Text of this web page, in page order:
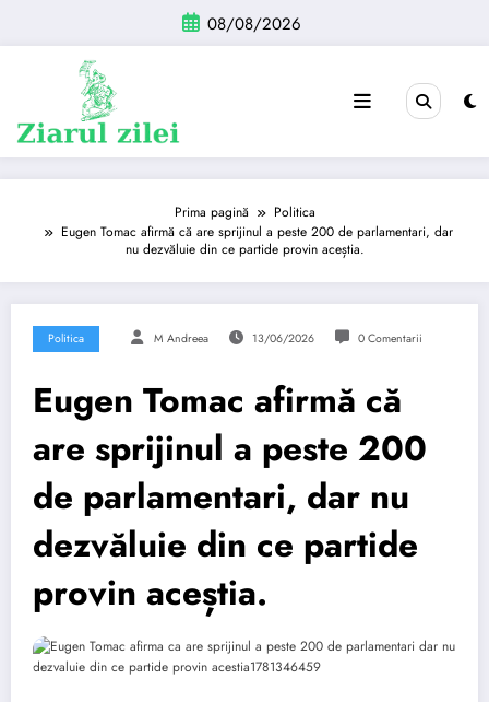
conținut
08/08/2026
Prima pagină
Politica
Eugen Tomac afirmă că are sprijinul a peste 200 de parlamentari, dar
nu dezvăluie din ce partide provin aceștia.
Politica M Andreea 13/06/2026 0 Comentarii
Eugen Tomac afirmă că
are sprijinul a peste 200
de parlamentari, dar nu
dezvăluie din ce partide
provin aceștia.